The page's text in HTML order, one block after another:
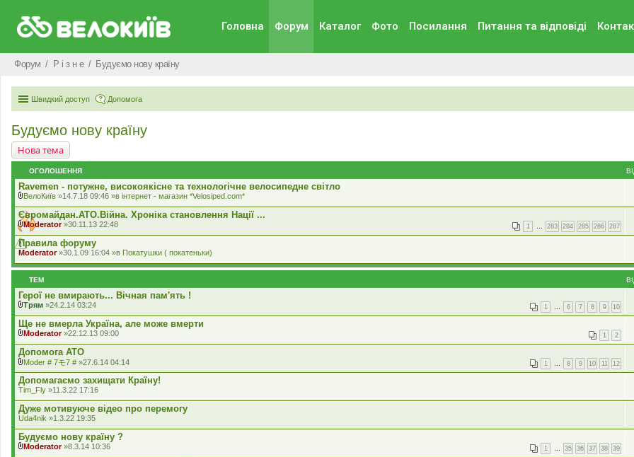
Головна Форум Каталог Фото Посилання Питання та вiдповiдi
Форум Р i з н е Будуємо нову країну
Швидкий доступ Допомога
Будуємо нову країну
Нова тема
ОГОЛОШЕННЯ
Ravemen - потужне, високоякісне та технологічне велосипедне світло
к
л
а
д
е
н
н
я
ВелоКиїв »14.7.18 09:46 »в iнтернет - магазин *Velosiped.com*
Євромайдан.АТО.Вiйна. Хроніка становлення Нації ...
1 … 283 284 285 286 287
В
к
л
а
д
н
я
Moderator»30.11.13 22:48
Правила форуму
Moderator»30.1.09 16:04 »в Покатушки ( покатеньки)
ТЕМ
Герої не вмирають... Вічная пам'ять !
1 … 6 7 8 9 10
к
л
а
д
е
н
н
я
Трям »24.2.14 03:24
Ще не вмерла Україна, але може вмерти
1 2
к
л
а
д
е
н
н
я
Moderator»22.12.13 09:00
Допомога АТО
1 … 8 9 10 11 12
к
л
а
д
е
н
н
я
Moder # 7モ7 # »27.6.14 04:14
Допомагаємо захищати Країну!
Tim_Fly »11.3.22 17:16
Дуже мотивуюче відео про перемогу
Uda4nik »1.3.22 19:35
Будуємо нову країну ?
1 … 35 36 37 38 39
Moderator»8.3.14 10:36